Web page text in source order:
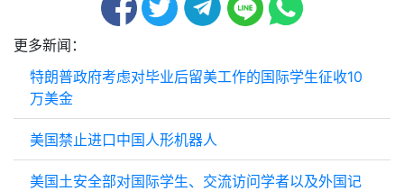
更多新闻：
特朗普政府考虑对毕业后留美工作的国际学生征收10
万美金
美国禁止进口中国人形机器人
美国土安全部对国际学生、交流访问学者以及外国记